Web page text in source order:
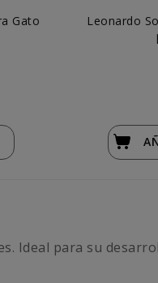
Gato
Leonardo
Ideal para su